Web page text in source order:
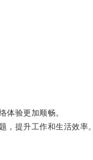
验更加顺畅。
提升工作和生活效率。